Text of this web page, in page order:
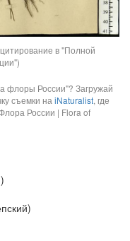
в "Полной
флоры России"? Загружай
съемки на iNaturalist, где
России | Flora of